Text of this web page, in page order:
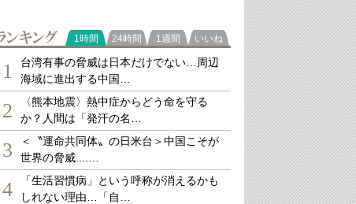
ランキング
1時間 24時間 1週間 いいね
1
台湾有事の脅威は日本だけでない…周辺
海域に進出する中国…
2
〈熊本地震〉熱中症からどう命を守る
か？人間は「発汗の名…
3
＜〝運命共同体〟の日米台＞中国こそが
世界の脅威....…
4
「生活習慣病」という呼称が消えるかも
しれない理由…「自…